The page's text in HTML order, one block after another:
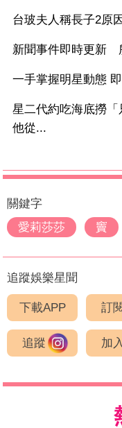
台玻夫人稱長子2
新聞事件即時更新
一手掌握明星動態
星二代約吃海底撈
他從...
關鍵字
愛莉莎莎
竇
追蹤娛樂星聞
下載APP 訂
追蹤 加入